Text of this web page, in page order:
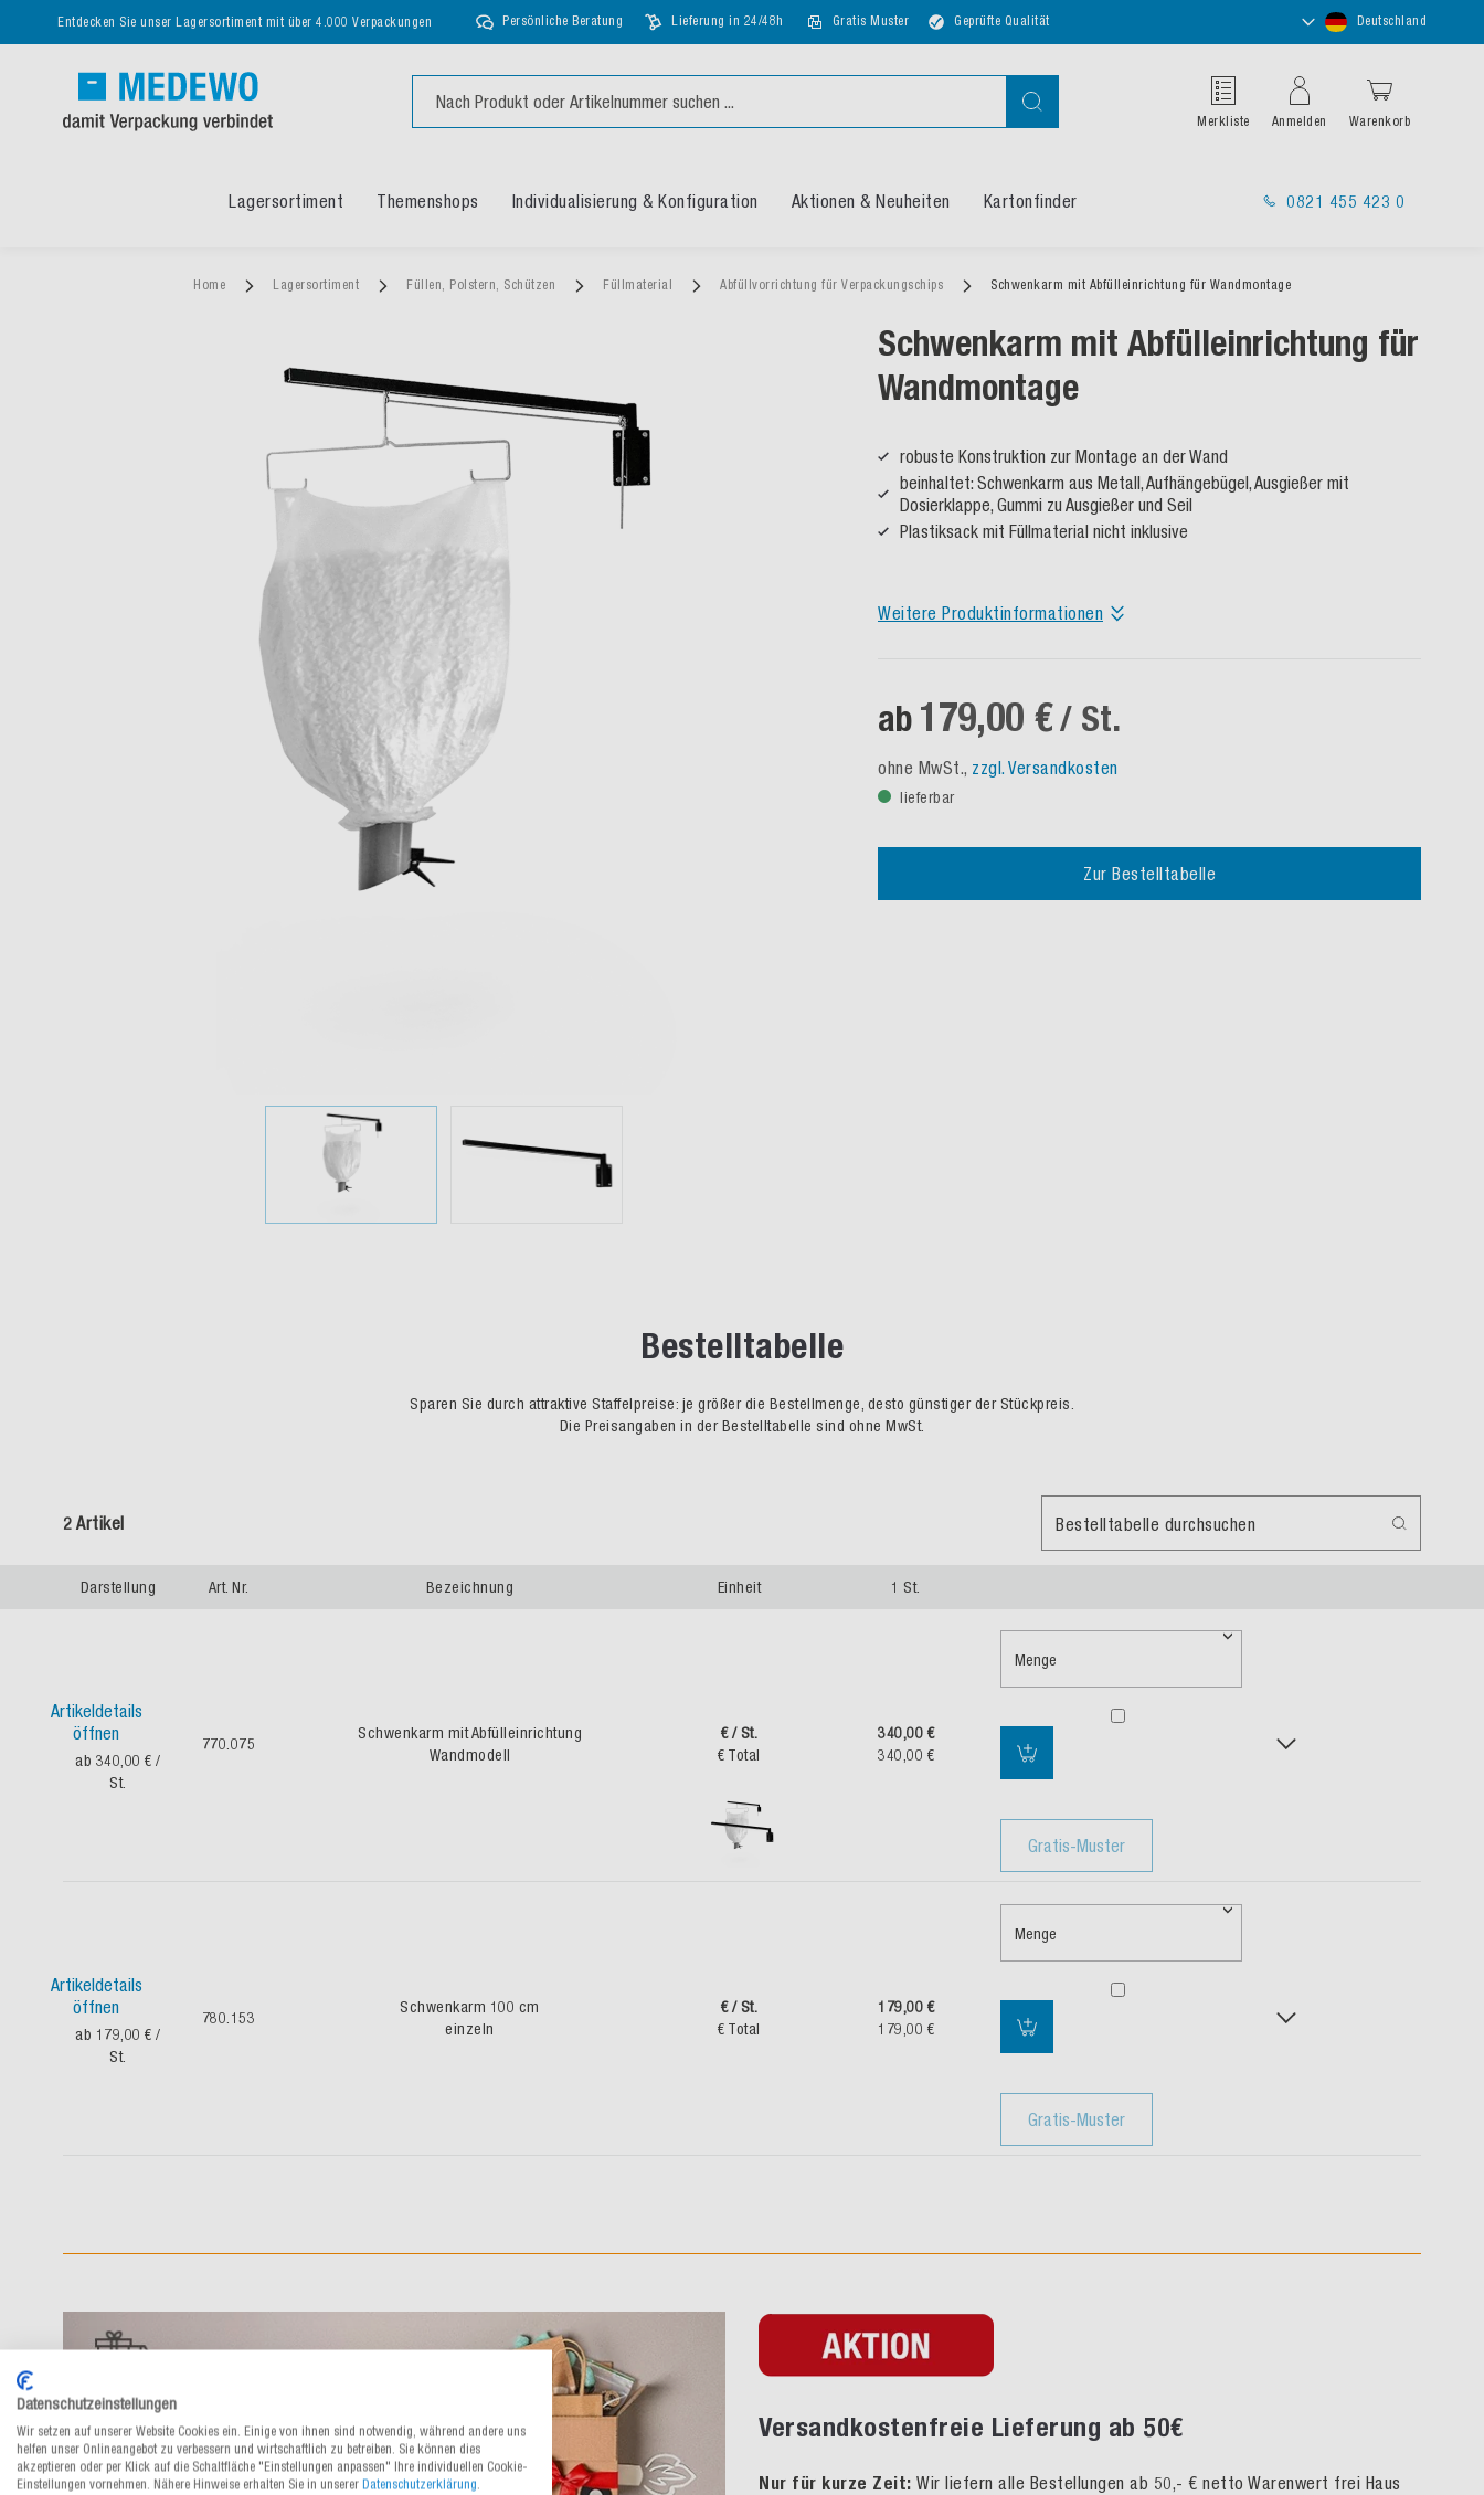
Entdecken Sie unser Lagersortiment mit über 4.000 Verpackungen Persönliche Beratung Lieferung in 24/48h Gratis Muster Geprüfte Qualität
Store
auswählen
Deutschland
Suche
Merkliste Anmelden Warenkorb
Lagersortiment Themenshops Individualisierung & Konfiguration Aktionen & Neuheiten Kartonfinder 0821 455 423 0
Home Lagersortiment Füllen, Polstern, Schützen Füllmaterial Abfüllvorrichtung für Verpackungschips Schwenkarm mit Abfülleinrichtung für Wandmontage
Schwenkarm mit Abfülleinrichtung für
Wandmontage
robuste Konstruktion zur Montage an der Wand
beinhaltet: Schwenkarm aus Metall, Aufhängebügel, Ausgießer mit
Dosierklappe, Gummi zu Ausgießer und Seil
Plastiksack mit Füllmaterial nicht inklusive
Weitere Produktinformationen
ab 179,00 €/ St.
ohne MwSt., zzgl. Versandkosten
lieferbar
Zur Bestelltabelle
Bestelltabelle
Sparen Sie durch attraktive Staffelpreise: je größer die Bestellmenge, desto günstiger der Stückpreis.
Die Preisangaben in der Bestelltabelle sind ohne MwSt.
2 Artikel Bestelltabelle durchsuchen
Darstellung Art. Nr. Bezeichnung Einheit 1 St.
Artikeldetails
öffnen
ab 340,00 €/
St.
770.075
Schwenkarm mit Abfülleinrichtung
Wandmodell
€ / St.
€ Total
340,00 €
340,00 €
Menge
Gratis-Muster
Artikeldetails
öffnen
ab 179,00 €/
St.
780.153
Schwenkarm 100 cm
einzeln
€ / St.
€ Total
179,00 €
179,00 €
Menge
Gratis-Muster
Versandkostenfreie Lieferung ab 50€
Nur für kurze Zeit: Wir liefern alle Bestellungen ab 50,- € netto Warenwert frei Haus
Datenschutzeinstellungen
Wir setzen auf unserer Website Cookies ein. Einige von ihnen sind notwendig, während andere uns
helfen unser Onlineangebot zu verbessern und wirtschaftlich zu betreiben. Sie können dies
akzeptieren oder per Klick auf die Schaltfläche "Einstellungen anpassen" Ihre individuellen Cookie-
Einstellungen vornehmen. Nähere Hinweise erhalten Sie in unserer Datenschutzerklärung.